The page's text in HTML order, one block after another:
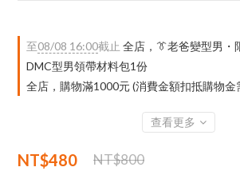
至08/08 16:00截止 全店，👔老爸變型男・
DMC型男領帶材料包1份
全店，購物滿1000元 (消費金額扣抵購物金
查看更多
NT$480 NT$800